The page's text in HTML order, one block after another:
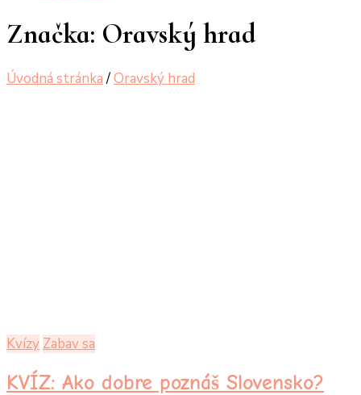
Značka: Oravský hrad
Úvodná stránka /Oravský hrad
Kvízy Zabav sa
KVÍZ: Ako dobre poznáš Slovensko?